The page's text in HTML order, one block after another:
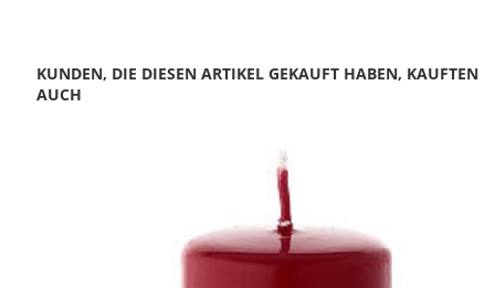
KUNDEN, DIE DIESEN ARTIKEL GEKAUFT HABEN, KAUFTEN
AUCH